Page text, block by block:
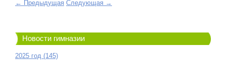
← Предыдущая Следующая →
Новости гимназии
2025 год (145)